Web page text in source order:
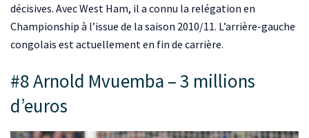
décisives. Avec West Ham, il a connu la relégation en
Championship à l’issue de la saison 2010/11. L’arrière-gauche
congolais est actuellement en fin de carrière.
#8 Arnold Mvuemba – 3 millions
d’euros